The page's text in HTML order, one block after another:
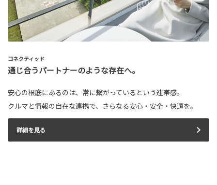
コネクティッド
通じ合うパートナーのような存在へ。
安心の根底にあるのは、常に繋がっているという連帯感。
クルマと情報の自在な連携で、さらなる安心・安全・快適を。
詳細を見る